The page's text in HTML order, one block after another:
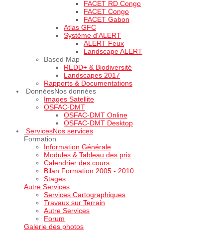
FACET RD Congo
FACET Congo
FACET Gabon
Atlas GFC
Système d'ALERT
ALERT Feux
Landscape ALERT
Based Map
REDD+ & Biodiversité
Landscapes 2017
Rapports & Documentations
DonnéesNos données
Images Satellite
OSFAC-DMT
OSFAC-DMT Online
OSFAC-DMT Desktop
ServicesNos services
Formation
Information Générale
Modules & Tableau des prix
Calendrier des cours
Bilan Formation 2005 - 2010
Stages
Autre Services
Services Cartographiques
Travaux sur Terrain
Autre Services
Forum
Galerie des photos